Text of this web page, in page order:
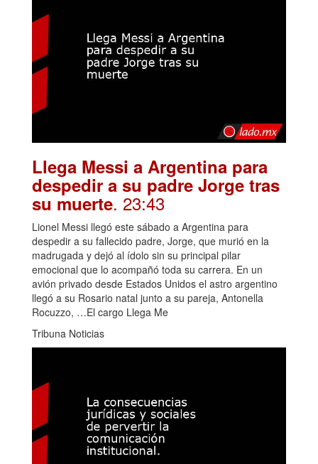
Llega Messi a Argentina para
despedir a su padre Jorge tras
su muerte. 23:43
Lionel Messi llegó este sábado a Argentina para
despedir a su fallecido padre, Jorge, que murió en la
madrugada y dejó al ídolo sin su principal pilar
emocional que lo acompañó toda su carrera. En un
avión privado desde Estados Unidos el astro argentino
llegó a su Rosario natal junto a su pareja, Antonella
Rocuzzo, …El cargo Llega Me
Tribuna Noticias